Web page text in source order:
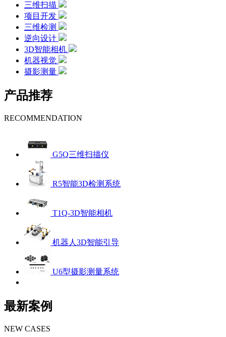
三维扫描
项目开发
三维检测
逆向设计
3D智能相机
机器视觉
摄影测量
产品推荐
RECOMMENDATION
G5Q三维扫描仪
R5智能3D检测系统
T1Q-3D智能相机
机器人3D智能引导
U6型摄影测量系统
最新案例
NEW CASES